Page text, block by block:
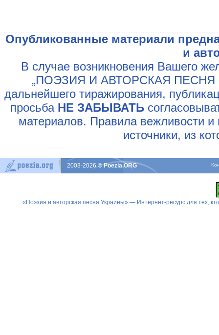
Опубликованные материали
и
В случае возникновения Вашего
„ПОЭЗИЯ И АВТОРСКАЯ ПЕСНЯ
дальнейшего тиражирования,
просьба НЕ ЗАБЫВАТЬ
материалов. Правила вежливости и
источники, из
2003-2026© Poezia.ORG
«Поэзия и авторская песня Украины» — Интернет-ресурс для тех,